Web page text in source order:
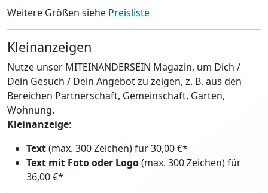
Weitere Größen siehe Preisliste
Kleinanzeigen
Nutze unser MITEINANDERSEIN Magazin, um Dich /
Dein Gesuch / Dein Angebot zu zeigen, z. B. aus den
Bereichen Partnerschaft, Gemeinschaft, Garten,
Wohnung.
Kleinanzeige:
Text(max. 300 Zeichen) für 30,00 €*
Text mit Foto oder Logo(max. 300 Zeichen) für
36,00 €*